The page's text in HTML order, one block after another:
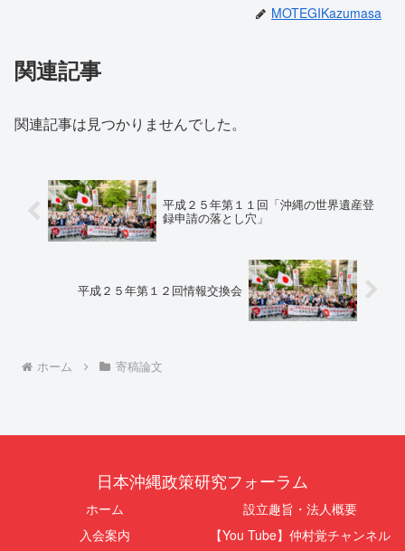
MOTEGIKazumasa
関連記事
関連記事は見つかりませんでした。
平成２５年第１１回「沖縄の世界遺産登
録申請の落とし穴」
平成２５年第１２回情報交換会
ホーム 寄稿論文
日本沖縄政策研究フォーラム
ホーム
設立趣旨・法人概要
入会案内
【You Tube】仲村覚チャンネル